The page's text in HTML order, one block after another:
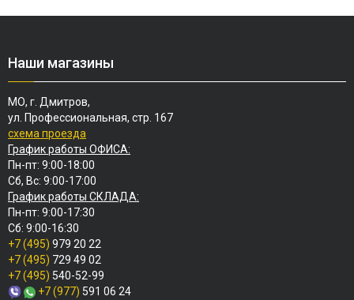
Наши магазины
МО, г. Дмитров,
ул. Профессиональная, стр. 167
схема проезда
График работы ОФИСА:
Пн-пт: 9:00-18:00
Сб, Вс: 9:00-17:00
График работы СКЛАДА:
Пн-пт: 9:00-17:30
Сб: 9:00-16:30
+7 (495) 979 20 22
+7 (495) 729 49 02
+7 (495) 540-52-99
+7 (977) 591 06 24